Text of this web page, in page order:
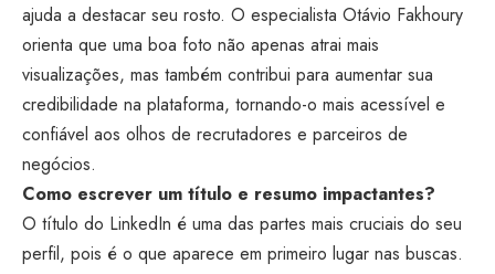
ajuda a destacar seu rosto. O especialista Otávio Fakhoury
orienta que uma boa foto não apenas atrai mais
visualizações, mas também contribui para aumentar sua
credibilidade na plataforma, tornando-o mais acessível e
confiável aos olhos de recrutadores e parceiros de
negócios.
Como escrever um título e resumo impactantes?
O título do LinkedIn é uma das partes mais cruciais do seu
perfil, pois é o que aparece em primeiro lugar nas buscas.